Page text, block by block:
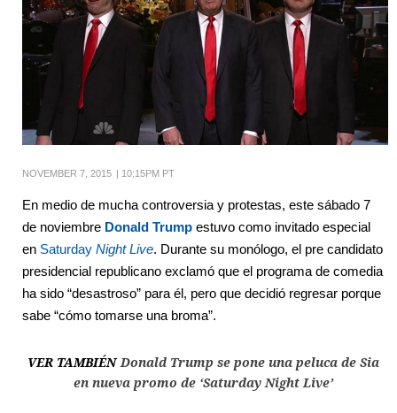
NOVEMBER 7, 2015 | 10:15PM PT
En medio de mucha controversia y protestas, este sábado 7
de noviembre Donald Trump estuvo como invitado especial
en Saturday Night Live. Durante su monólogo, el pre candidato
presidencial republicano exclamó que el programa de comedia
ha sido “desastroso” para él, pero que decidió regresar porque
sabe “cómo tomarse una broma”.
VER TAMBIÉN Donald Trump se pone una peluca de Sia
en nueva promo de ‘Saturday Night Live’